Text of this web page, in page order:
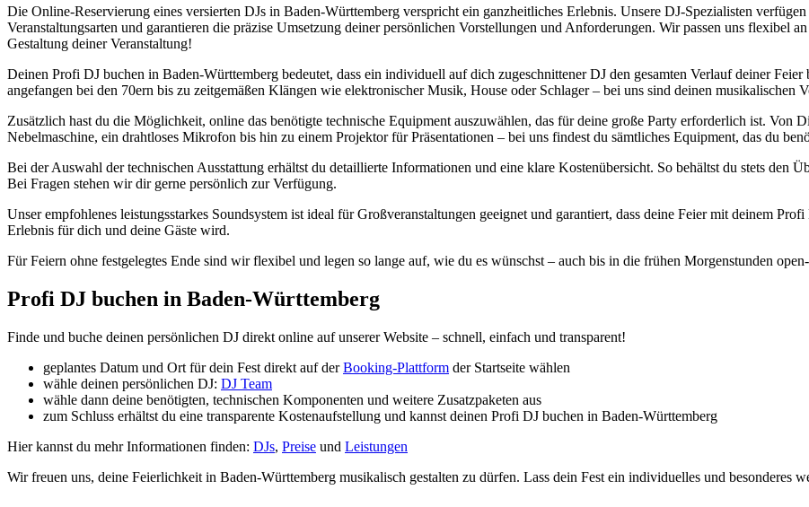
Die Online-Reservierung eines versierten DJs in Baden-Württemberg verspricht ein ganzheitliches Erlebnis. Unsere DJ-Spezialisten
Veranstaltungsarten und garantieren die präzise Umsetzung deiner persönlichen Vorstellungen und Anforderungen. Wir passen uns flexibel
Gestaltung deiner Veranstaltung!
Deinen Profi DJ buchen in Baden-Württemberg bedeutet, dass ein individuell auf dich zugeschnittener DJ den gesamten Verlauf deiner
angefangen bei den 70ern bis zu zeitgemäßen Klängen wie elektronischer Musik, House oder Schlager – bei uns sind deinen musikalischen
Zusätzlich hast du die Möglichkeit, online das benötigte technische Equipment auszuwählen, das für deine große Party erforderlich ist. Von
Nebelmaschine, ein drahtloses Mikrofon bis hin zu einem Projektor für Präsentationen – bei uns findest du sämtliches Equipment, das du
Bei der Auswahl der technischen Ausstattung erhältst du detaillierte Informationen und eine klare Kostenübersicht. So behältst du stets den
Bei Fragen stehen wir dir gerne persönlich zur Verfügung.
Unser empfohlenes leistungsstarkes Soundsystem ist ideal für Großveranstaltungen geeignet und garantiert, dass deine Feier mit deinem
Erlebnis für dich und deine Gäste wird.
Für Feiern ohne festgelegtes Ende sind wir flexibel und legen so lange auf, wie du es wünschst – auch bis in die frühen Morgenstunden
Profi DJ buchen in Baden-Württemberg
Finde und buche deinen persönlichen DJ direkt online auf unserer Website – schnell, einfach und transparent!
geplantes Datum und Ort für dein Fest direkt auf derBooking-Plattform der Startseite wählen
wähle deinen persönlichen DJ: DJ Team
wähle dann deine benötigten, technischen Komponenten und weitere Zusatzpaketen aus
zum Schluss erhältst du eine transparente Kostenaufstellung und kannst deinen Profi DJ buchen in Baden-Württemberg
Hier kannst du mehr Informationen finden: DJs, Preise und Leistungen
Wir freuen uns, deine Feierlichkeit in Baden-Württemberg musikalisch gestalten zu dürfen. Lass dein Fest ein individuelles und besonderes